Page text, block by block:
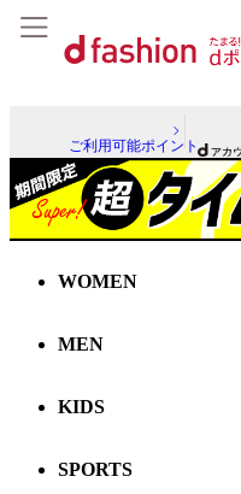
ご利用可能ポイント
WOMEN
MEN
KIDS
SPORTS